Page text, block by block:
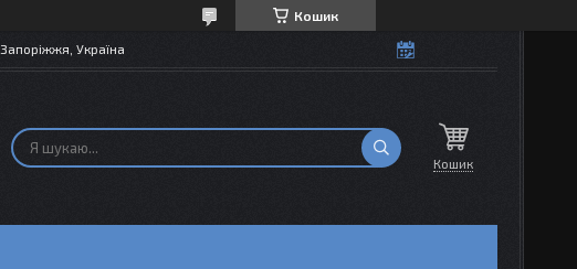
Кошик
Запоріжжя, Україна
Кошик